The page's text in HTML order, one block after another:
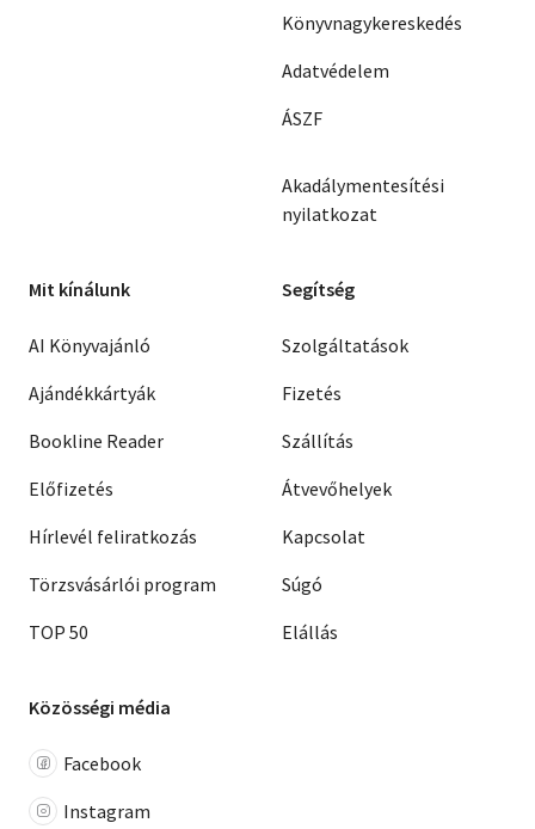
Könyvnagykereskedés
Adatvédelem
ÁSZF
Akadálymentesítési
nyilatkozat
Mit kínálunk
AI Könyvajánló
Ajándékkártyák
Bookline Reader
Előfizetés
Hírlevél feliratkozás
Törzsvásárlói program
TOP 50
Segítség
Szolgáltatások
Fizetés
Szállítás
Átvevőhelyek
Kapcsolat
Súgó
Elállás
Közösségi média
Facebook
Instagram